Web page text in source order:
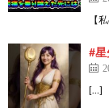
【
#星
[…]